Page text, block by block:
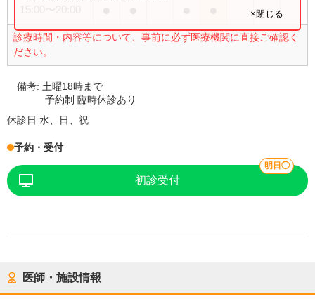
診療時間・内容等について、事前に必ず医療機関に直接ご確認く
ださい。
×閉じる
備考: 土曜18時まで
予約制 臨時休診あり
休診日:水、日、祝
予約・受付
初診受付
明日◯
医師・施設情報